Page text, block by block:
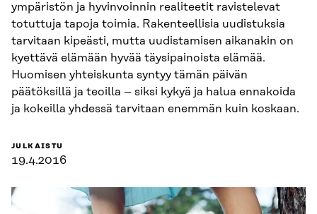
ympäristön ja hyvinvoinnin realiteetit ravistelevat
totuttuja tapoja toimia. Rakenteellisia uudistuksia
tarvitaan kipeästi, mutta uudistamisen aikanakin on
kyettävä elämään hyvää täysipainoista elämää.
Huomisen yhteiskunta syntyy tämän päivän
päätöksillä ja teoilla – siksi kykyä ja halua ennakoida
ja kokeilla yhdessä tarvitaan enemmän kuin koskaan.
JULKAISTU
19.4.2016